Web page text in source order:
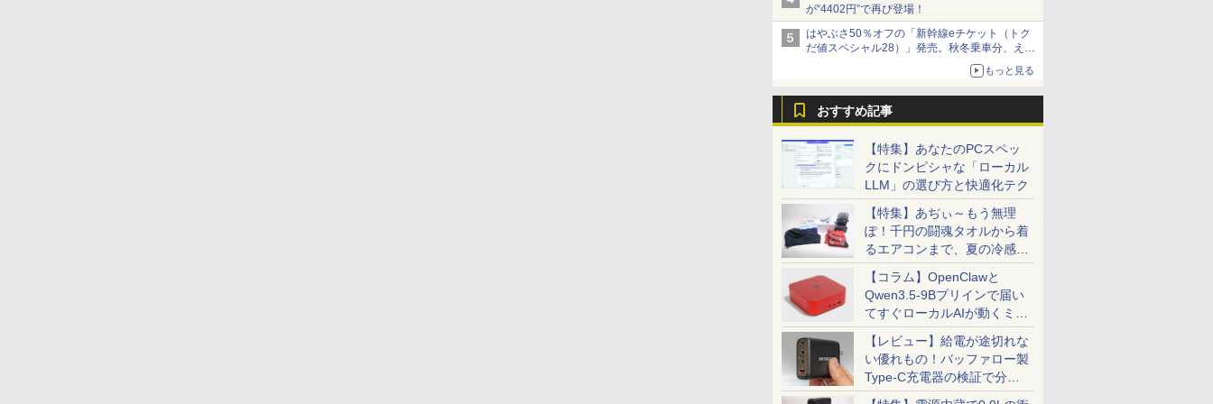
が“4402円”で再び登場！
はやぶさ50％オフの「新幹線eチケット（トク
だ値スペシャル28）」発売。秋冬乗車分、えき
もっと見る
おすすめ記事
【特集】あなたのPCスペッ
クにドンピシャな「ローカル
LLM」の選び方と快適化テク
【特集】あぢぃ～もう無理
ぽ！千円の闘魂タオルから着
るエアコンまで、夏の冷感グ
ッズ一挙紹介
【コラム】OpenClawと
Qwen3.5-9Bプリインで届い
てすぐローカルAIが動くミニ
PC「SER9 Pro」
【レビュー】給電が途切れな
い優れもの！バッファロー製
Type-C充電器の検証で分か
ったこと